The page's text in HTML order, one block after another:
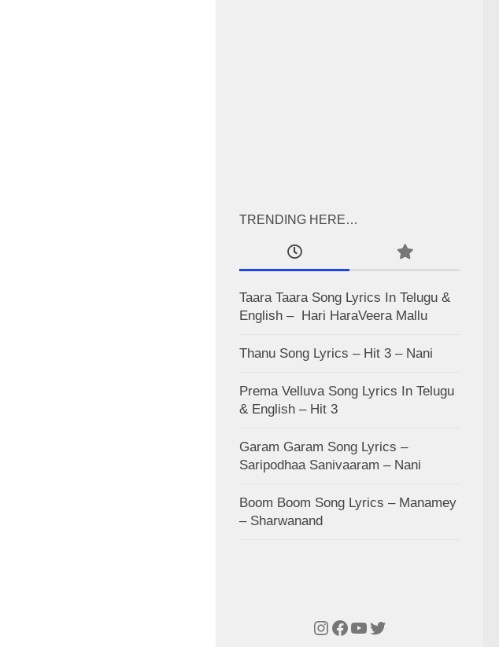
TRENDING HERE…
Taara Taara Song Lyrics In Telugu &
English – Hari HaraVeera Mallu
Thanu Song Lyrics – Hit 3 – Nani
Prema Velluva Song Lyrics In Telugu
& English – Hit 3
Garam Garam Song Lyrics –
Saripodhaa Sanivaaram – Nani
Boom Boom Song Lyrics – Manamey
– Sharwanand
Instagram
Facebook
YouTube
Twitter